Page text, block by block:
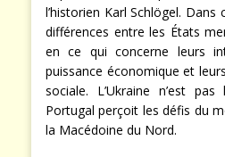
l’historien Karl Schlögel.
différences entre les États
en ce qui concerne leurs
puissance économique et
sociale. L’Ukraine n’est
Portugal perçoit les défis du
la Macédoine du Nord.